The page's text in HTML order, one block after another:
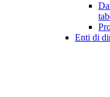
Enti di